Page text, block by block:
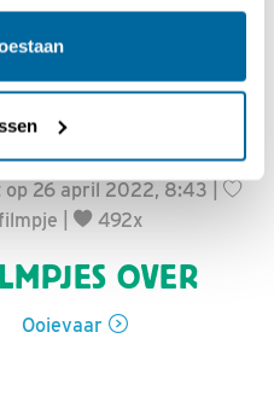
26 april 2022, 8:43 |
492x
OVER
Ooievaar